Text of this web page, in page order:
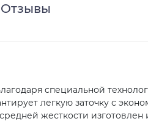
Отзывы
специальной
легкую заточку с
жесткости изготовлен